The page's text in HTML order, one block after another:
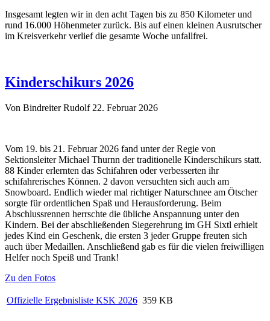
Insgesamt legten wir in den acht Tagen bis zu 850 Kilometer und
rund 16.000 Höhenmeter zurück. Bis auf einen kleinen Ausrutscher
im Kreisverkehr verlief die gesamte Woche unfallfrei.
Kinderschikurs 2026
Von Bindreiter Rudolf 22. Februar 2026
Vom 19. bis 21. Februar 2026 fand unter der Regie von
Sektionsleiter Michael Thurnn der traditionelle Kinderschikurs statt.
88 Kinder erlernten das Schifahren oder verbesserten ihr
schifahrerisches Können. 2 davon versuchten sich auch am
Snowboard. Endlich wieder mal richtiger Naturschnee am Ötscher
sorgte für ordentlichen Spaß und Herausforderung. Beim
Abschlussrennen herrschte die übliche Anspannung unter den
Kindern. Bei der abschließenden Siegerehrung im GH Sixtl erhielt
jedes Kind ein Geschenk, die ersten 3 jeder Gruppe freuten sich
auch über Medaillen. Anschließend gab es für die vielen freiwilligen
Helfer noch Speiß und Trank!
Zu den Fotos
Offizielle Ergebnisliste KSK 2026 359 KB